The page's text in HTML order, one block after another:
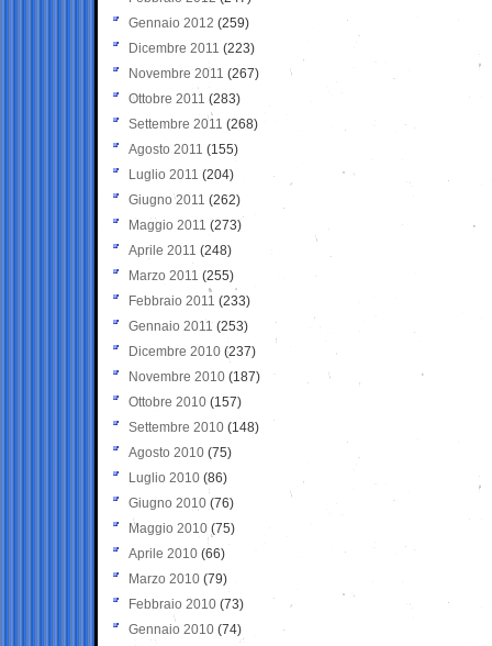
Gennaio 2012 (259)
Dicembre 2011 (223)
Novembre 2011 (267)
Ottobre 2011 (283)
Settembre 2011 (268)
Agosto 2011 (155)
Luglio 2011 (204)
Giugno 2011 (262)
Maggio 2011 (273)
Aprile 2011 (248)
Marzo 2011 (255)
Febbraio 2011 (233)
Gennaio 2011 (253)
Dicembre 2010 (237)
Novembre 2010 (187)
Ottobre 2010 (157)
Settembre 2010 (148)
Agosto 2010 (75)
Luglio 2010 (86)
Giugno 2010 (76)
Maggio 2010 (75)
Aprile 2010 (66)
Marzo 2010 (79)
Febbraio 2010 (73)
Gennaio 2010 (74)